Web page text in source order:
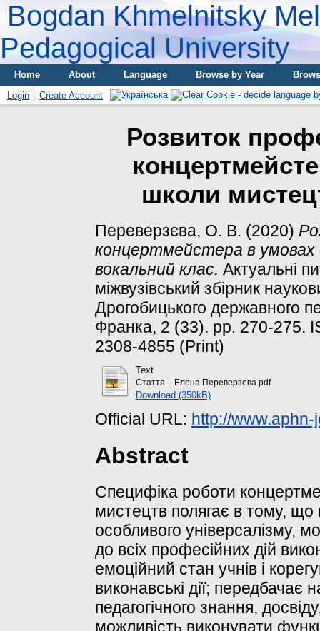
Bogdan Khmelnitsky
Pedagogical University
Home About Language Browse by Year
Login
Create Account
Розвиток
школи
Переверзєва, О. В. (2020)
концертмейстера в
вокальний клас. Актуальні
міжвузівський збірник
Дрогобицького державного
Франка, 2 (33). pp. 270-275.
2308-4855 (Print)
Text
Стаття. - Елена Переверзева.pdf
Download (350kB)
Official URL: http://
Abstract
Специфіка роботи
мистецтв полягає в тому, що
особливого універсалізму,
до всіх професійних дій
емоційний стан учнів і
виконавські дії; передбачає
педагогічного знання,
можливість виконувати